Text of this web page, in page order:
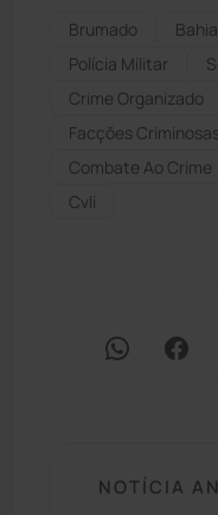
Brumado Bahia
Polícia Militar
Crime Organizado
Facções
Combate Ao Crime
Cvli
NOTÍCIA